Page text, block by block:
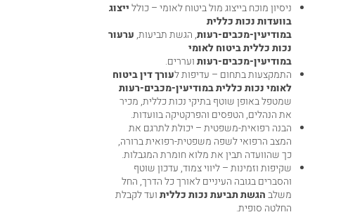
ניסיון מוכח בייצוג מול ביטוח לאומי – כוללייצוג
בוועדות נכות כללית
במודיעין-מכבים-רעות, הגשת תביעות, ערעור
נכות כללית ביטוח לאומי
במודיעין-מכבים-רעותועררים.
התמקצעות בתחום – עדיפות לעורך דין ביטוח
לאומי נכות כללית במודיעין-מכבים-רעות
שמטפל באופן שוטף בתיקי נכות כללית, מכיר
את הנהלים, הטפסים והפרקטיקה בוועדות.
הבנה רפואית-משפטית – יכולת לתרגם את
המצב הרפואי לשפה משפטית-רפואית ברורה,
כך שהוועדה תבין את מלוא חומרת המגבלות.
שקיפות וזמינות – ליווי צמוד, עדכון שוטף
והסברים בגובה העיניים לאורך כל הדרך, החל
משלבהגשת תביעת נכות כלליתועד לקבלת
החלטה סופית.